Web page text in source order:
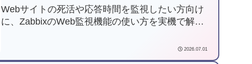
Webサイトの死活や応答時間を監視したい方向け
に、ZabbixのWeb監視機能の使い方を実機で解
ら、ステータスコードや要求文字列での障害検知
挙動までを画面付きで紹介します。
2026.07.01